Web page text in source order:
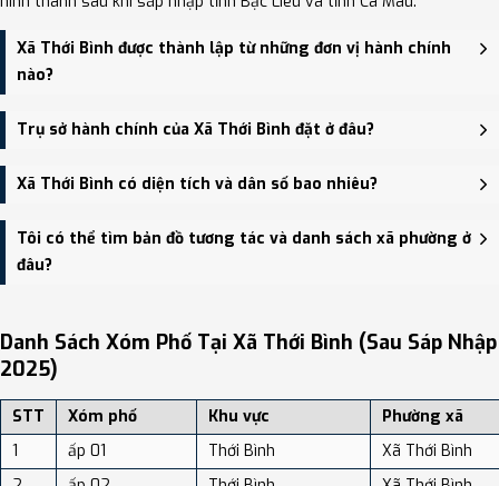
Xã Thới Bình được thành lập từ những đơn vị hành chính
nào?
Xã Thới Bình được thành lập trên cơ sở sáp nhập Thị trấn Thới
Bình, Xã Thới Bình.
Trụ sở hành chính của Xã Thới Bình đặt ở đâu?
Trụ sở hành chính mới của Xã Thới Bình đặt tại đang cập nhật -
trung tâm khu vực thuận tiện giao thông.
Xã Thới Bình có diện tích và dân số bao nhiêu?
Xã Thới Bình có Diện tích: 121.00 km², Dân số: 38,116 người, Mật độ
dân số: Khoảng 315.01 người/km²
Tôi có thể tìm bản đồ tương tác và danh sách xã phường ở
đâu?
địa điểm tại: VReview.vn - Nền tảng review địa điểm, dịch vụ và du
lịch uy tín tại Việt Nam.
Danh Sách Xóm Phố Tại Xã Thới Bình (sau Sáp Nhập
2025)
STT Xóm phố Khu vực
Phường xã
1
ấp 01 Thới Bình
Xã Thới Bình